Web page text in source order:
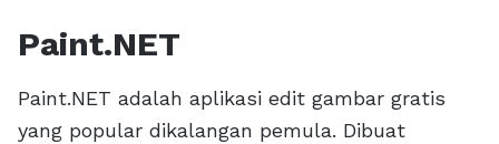
Paint.NET
Paint.NET adalah aplikasi edit gambar gratis
yang popular dikalangan pemula. Dibuat